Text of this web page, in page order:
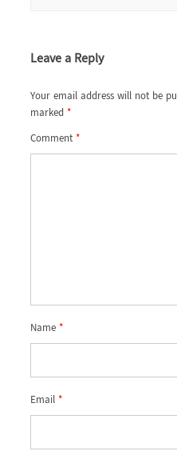
Leave a Reply
Your email address will not be
marked*
Comment*
Name*
Email*